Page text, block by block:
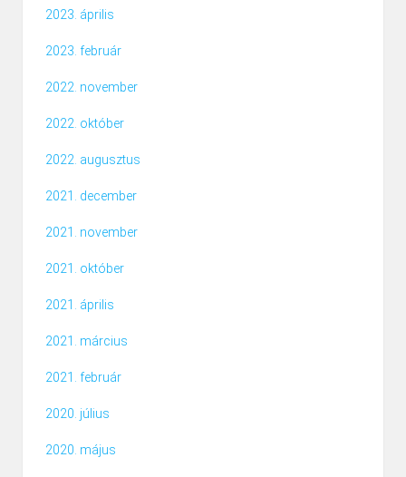
2023. április
2023. február
2022. november
2022. október
2022. augusztus
2021. december
2021. november
2021. október
2021. április
2021. március
2021. február
2020. július
2020. május